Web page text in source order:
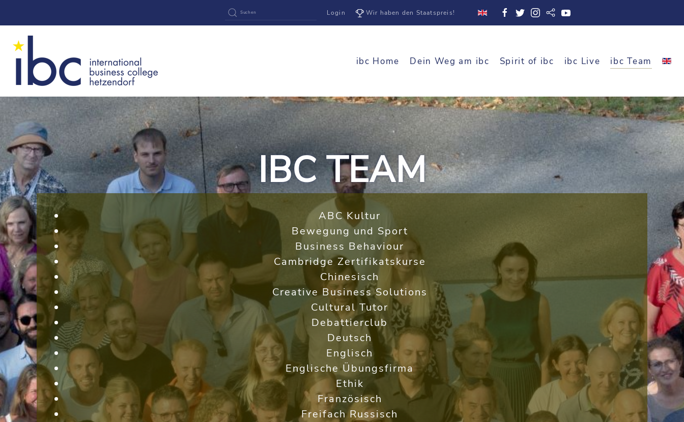
Login Wir haben den Staatspreis!
ibc Home Dein Weg am ibc Spirit of ibc ibc Live ibc Team
IBC TEAM
ABC Kultur
Bewegung und Sport
Business Behaviour
Cambridge Zertifikatskurse
Chinesisch
Creative Business Solutions
Cultural Tutor
Debattierclub
Deutsch
Englisch
Englische Übungsfirma
Ethik
Französisch
Freifach Russisch